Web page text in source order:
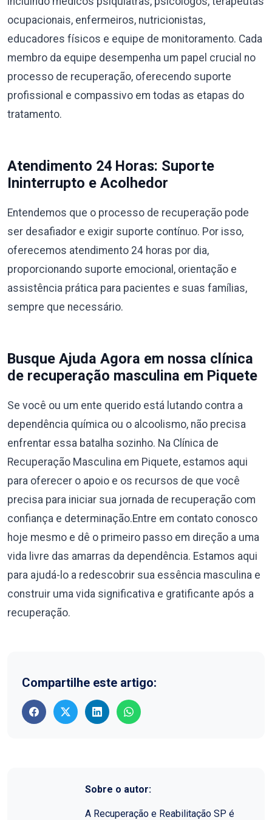
ocupacionais, enfermeiros, nutricionistas,
educadores físicos e equipe de monitoramento. Cada
membro da equipe desempenha um papel crucial no
processo de recuperação, oferecendo suporte
profissional e compassivo em todas as etapas do
tratamento.
Atendimento 24 Horas: Suporte
Ininterrupto e Acolhedor
Entendemos que o processo de recuperação pode
ser desafiador e exigir suporte contínuo. Por isso,
oferecemos atendimento 24 horas por dia,
proporcionando suporte emocional, orientação e
assistência prática para pacientes e suas famílias,
sempre que necessário.
Busque Ajuda Agora em nossa clínica
de recuperação masculina em Piquete
Se você ou um ente querido está lutando contra a
dependência química ou o alcoolismo, não precisa
enfrentar essa batalha sozinho. Na Clínica de
Recuperação Masculina em Piquete, estamos aqui
para oferecer o apoio e os recursos de que você
precisa para iniciar sua jornada de recuperação com
confiança e determinação.Entre em contato conosco
hoje mesmo e dê o primeiro passo em direção a uma
vida livre das amarras da dependência. Estamos aqui
para ajudá-lo a redescobrir sua essência masculina e
construir uma vida significativa e gratificante após a
recuperação.
Compartilhe este artigo:
Sobre o autor:
A Recuperação e Reabilitação SP é